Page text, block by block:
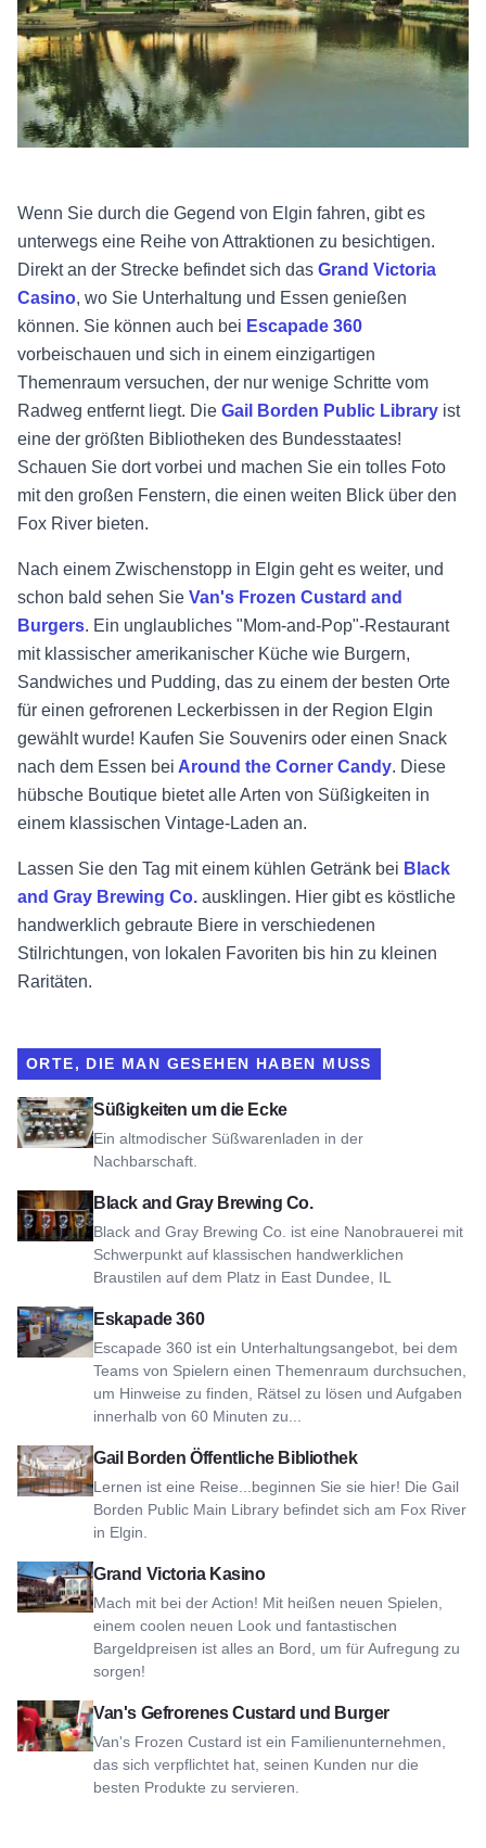
Wenn Sie durch die Gegend von Elgin fahren, gibt es
unterwegs eine Reihe von Attraktionen zu besichtigen.
Direkt an der Strecke befindet sich das Grand Victoria
Casino, wo Sie Unterhaltung und Essen genießen
können. Sie können auch bei Escapade 360
vorbeischauen und sich in einem einzigartigen
Themenraum versuchen, der nur wenige Schritte vom
Radweg entfernt liegt. Die Gail Borden Public Library ist
eine der größten Bibliotheken des Bundesstaates!
Schauen Sie dort vorbei und machen Sie ein tolles Foto
mit den großen Fenstern, die einen weiten Blick über den
Fox River bieten.
Nach einem Zwischenstopp in Elgin geht es weiter, und
schon bald sehen Sie Van's Frozen Custard and
Burgers. Ein unglaubliches "Mom-and-Pop"-Restaurant
mit klassischer amerikanischer Küche wie Burgern,
Sandwiches und Pudding, das zu einem der besten Orte
für einen gefrorenen Leckerbissen in der Region Elgin
gewählt wurde! Kaufen Sie Souvenirs oder einen Snack
nach dem Essen bei Around the Corner Candy. Diese
hübsche Boutique bietet alle Arten von Süßigkeiten in
einem klassischen Vintage-Laden an.
Lassen Sie den Tag mit einem kühlen Getränk bei Black
and Gray Brewing Co. ausklingen. Hier gibt es köstliche
handwerklich gebraute Biere in verschiedenen
Stilrichtungen, von lokalen Favoriten bis hin zu kleinen
Raritäten.
ORTE, DIE MAN GESEHEN HABEN MUSS
Süßigkeiten um die Ecke
Ein altmodischer Süßwarenladen in der
Nachbarschaft.
Blick um die Ecke Süßigkeiten
Black and Gray Brewing Co.
Black and Gray Brewing Co. ist eine Nanobrauerei mit
Schwerpunkt auf klassischen handwerklichen
Braustilen auf dem Platz in East Dundee, IL
Siehe Black and Gray Brewing Co.
Eskapade 360
Escapade 360 ist ein Unterhaltungsangebot, bei dem
Teams von Spielern einen Themenraum durchsuchen,
um Hinweise zu finden, Rätsel zu lösen und Aufgaben
innerhalb von 60 Minuten zu...
Ansicht Escapade 360
Gail Borden Öffentliche Bibliothek
Lernen ist eine Reise...beginnen Sie sie hier! Die Gail
Borden Public Main Library befindet sich am Fox River
in Elgin.
Ansicht Gail Borden Public Library
Grand Victoria Kasino
Mach mit bei der Action! Mit heißen neuen Spielen,
einem coolen neuen Look und fantastischen
Bargeldpreisen ist alles an Bord, um für Aufregung zu
sorgen!
Ansicht Grand Victoria Casino
Van's Gefrorenes Custard und Burger
Van's Frozen Custard ist ein Familienunternehmen,
das sich verpflichtet hat, seinen Kunden nur die
besten Produkte zu servieren.
Van's Frozen Custard and Burgers ansehen